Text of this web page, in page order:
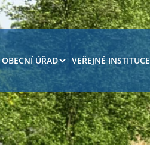
OBECNÍ ÚŘAD VEŘEJNÉ INSTITUCE